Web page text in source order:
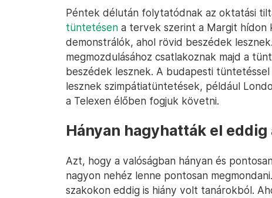
Péntek délután folytatódnak az oktatási
tüntetésen a tervek szerint a Margit hídon
demonstrálók, ahol rövid beszédek
megmozdulásához csatlakoznak majd a
beszédek lesznek. A budapesti
lesznek szimpátiatüntetések, például
a Telexen élőben fogjuk követni.
Hányan hagyhatták el
Azt, hogy a valóságban hányan és
nagyon nehéz lenne pontosan
szakokon eddig is hiány volt tanárokból.